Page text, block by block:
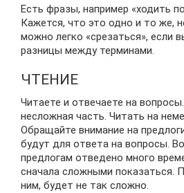
Есть фразы, например «ходить
Кажется, что это одно и то же,
можно легко «срезаться», если
разницы между терминами.
ЧТЕНИЕ
Читаете и отвечаете на
несложная часть. Читать на
Обращайте внимание на
будут для ответа на вопросы.
предлогам отведено много
сначала сложными показаться.
ним, будет не так сложно.